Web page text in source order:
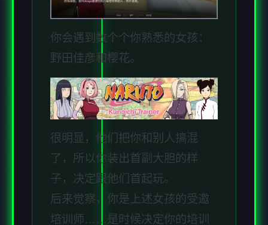
你会遇到数个个你熟悉的女孩：
野田佳彦和樱花。
很明显，他们把你和别人搞混
了，所以你装出首副大胆的样
子，决定跟他们首起玩。
后来觉察，你是上述女孩的受邀
培训师……是时候决定你的培训